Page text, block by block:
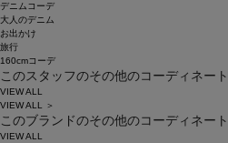
デニムコーデ
大人のデニム
お出かけ
旅行
160cmコーデ
このスタッフのその他のコーディネート
VIEW ALL
VIEW ALL ＞
このブランドのその他のコーディネート
VIEW ALL